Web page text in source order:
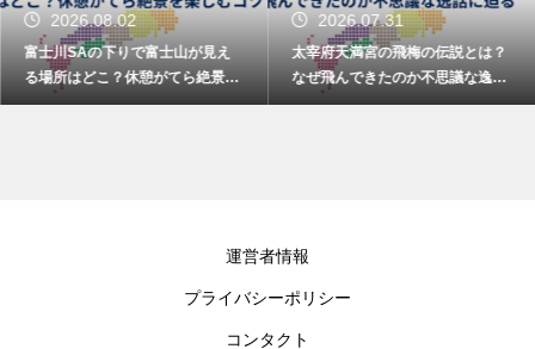
2026.08.02
富士川SAの下りで富士山が見え
る場所はどこ？休憩がてら絶景を
楽しむコツ
2026.07.31
太宰府天満宮の飛梅の伝説とは？
なぜ飛んできたのか不思議な逸話
に迫る
運営者情報
プライバシーポリシー
コンタクト